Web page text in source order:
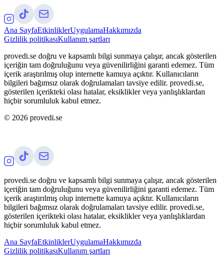
Ana SayfaEtkinliklerUygulamaHakkımızda
Gizlilik politikasıKullanım şartları
provedi.se doğru ve kapsamlı bilgi sunmaya çalışır, ancak gösterilen
içeriğin tam doğruluğunu veya güvenilirliğini garanti edemez. Tüm
içerik araştırılmış olup internette kamuya açıktır. Kullanıcıların
bilgileri bağımsız olarak doğrulamaları tavsiye edilir. provedi.se,
gösterilen içerikteki olası hatalar, eksiklikler veya yanlışlıklardan
hiçbir sorumluluk kabul etmez.
© 2026 provedi.se
provedi.se doğru ve kapsamlı bilgi sunmaya çalışır, ancak gösterilen
içeriğin tam doğruluğunu veya güvenilirliğini garanti edemez. Tüm
içerik araştırılmış olup internette kamuya açıktır. Kullanıcıların
bilgileri bağımsız olarak doğrulamaları tavsiye edilir. provedi.se,
gösterilen içerikteki olası hatalar, eksiklikler veya yanlışlıklardan
hiçbir sorumluluk kabul etmez.
Ana SayfaEtkinliklerUygulamaHakkımızda
Gizlilik politikasıKullanım şartları